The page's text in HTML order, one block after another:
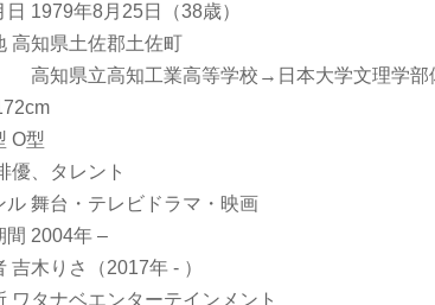
日 1979年8月25日（38歳）
高知県土佐郡土佐町
知県立高知工業高等学校→日本大学文理学部
O型
優、タレント
ル 舞台・テレビドラマ・映画
間 2004年 –
吉木りさ（2017年 ‐ ）
ワタナベエンターテインメント